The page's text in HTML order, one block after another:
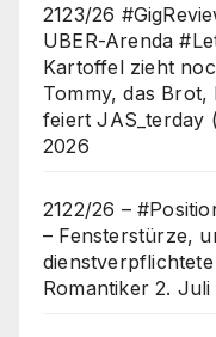
2123/26
UBER-Arenda
Kartoffel zieht
Tommy, das
feiert JAS_terday
2026
2122/26 –
– Fensterstürze,
Romantiker 2. Juli